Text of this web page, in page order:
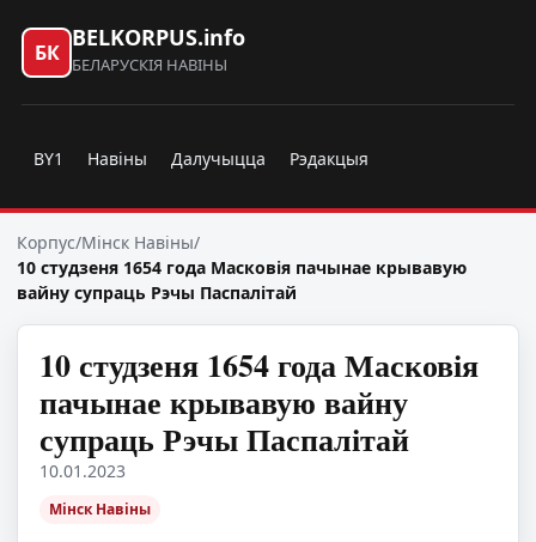
БК
BELKORPUS.info
БЕЛАРУСКІЯ НАВІНЫ
BY1 Навіны Далучыцца Рэдакцыя
Корпус/Мінск Навіны/
10 студзеня 1654 года Масковія пачынае крывавую
вайну супраць Рэчы Паспалітай
10 студзеня 1654 года Масковія
пачынае крывавую вайну
супраць Рэчы Паспалітай
10.01.2023
Мінск Навіны